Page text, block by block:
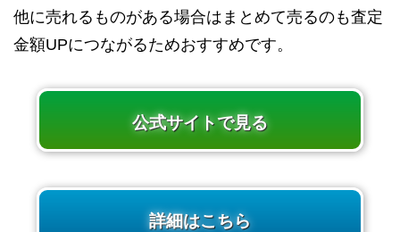
他に売れるものがある場合はまとめて売るのも査定
金額UPにつながるためおすすめです。
公式サイトで見る
詳細はこちら